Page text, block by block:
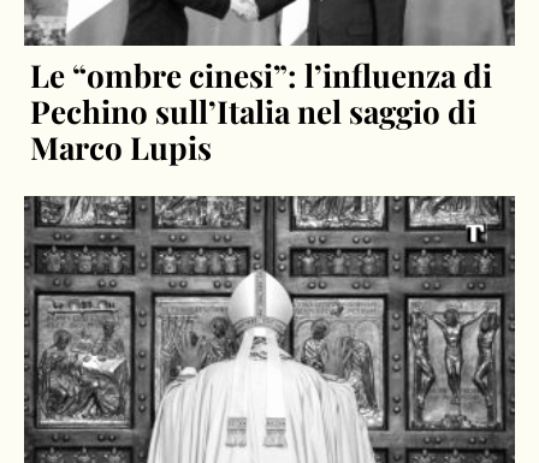
Le “ombre cinesi”: l’influenza di
Pechino sull’Italia nel saggio di
Marco Lupis